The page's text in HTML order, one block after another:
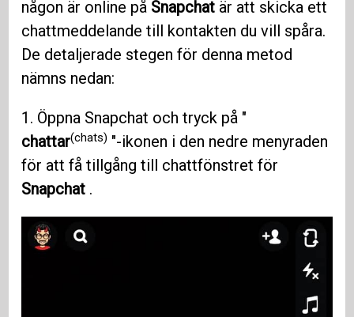
någon är online på Snapchat är att skicka ett
chattmeddelande till kontakten du vill spåra.
De detaljerade stegen för denna metod
nämns nedan:
1. Öppna Snapchat och tryck på "
chattar(chats) "-ikonen i den nedre menyraden
för att få tillgång till chattfönstret för
Snapchat .